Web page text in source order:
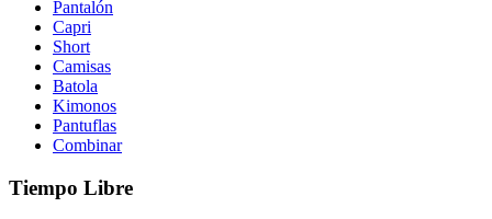
Pantalón
Capri
Short
Camisas
Batola
Kimonos
Pantuflas
Combinar
Tiempo Libre